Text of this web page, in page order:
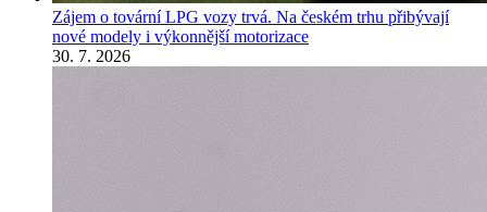
Zájem o tovární LPG vozy trvá. Na českém trhu přibývají
nové modely i výkonnější motorizace
30. 7. 2026